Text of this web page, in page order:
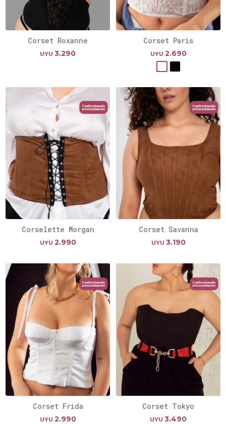
Corset Roxanne
UYU 3.290
Corset Paris
UYU 2.690
Corselette Morgan
UYU 2.990
Corset Savanna
UYU 3.190
Corset Frida
UYU 2.990
Corset Tokyo
UYU 3.490